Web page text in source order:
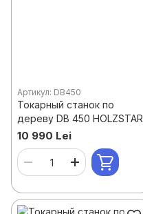
Артикул: DB450
Токарный станок по
дереву DB 450 HOLZSTAR
10 990 Lei